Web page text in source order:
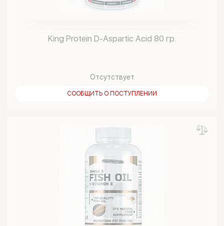
King Protein D-Aspartic Acid 80 гр.
Отсутствует
СООБЩИТЬ О ПОСТУПЛЕНИИ